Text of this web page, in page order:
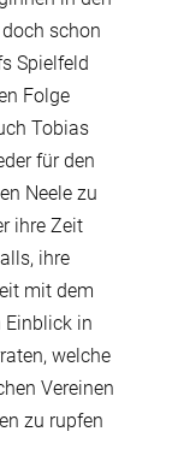
schon
Spielfeld
Folge
Tobias
für den
Neele zu
ihre Zeit
ihre
mit dem
Einblick in
welche
Vereinen
zu rupfen